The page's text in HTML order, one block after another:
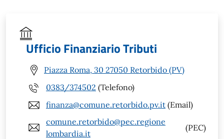
Ufficio Finanziario Tributi
Piazza Roma, 30 27050 Retorbido (PV)
0383/374502 (Telefono)
finanza@comune.retorbido.pv.it (Email)
comune.retorbido@pec.regione
lombardia.it
(PEC)